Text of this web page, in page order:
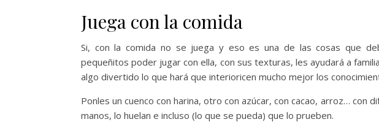
Juega con la comida
Si, con la comida no se juega y eso es una de las cosas que
pequeñitos poder jugar con ella, con sus texturas, les ayudará a
algo divertido lo que hará que interioricen mucho mejor los
Ponles un cuenco con harina, otro con azúcar, con cacao, arroz… con
manos, lo huelan e incluso (lo que se pueda) que lo prueben.